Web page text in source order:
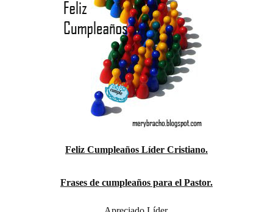
Feliz Cumpleaños Líder Cristiano.
Frases de cumpleaños para el Pastor.